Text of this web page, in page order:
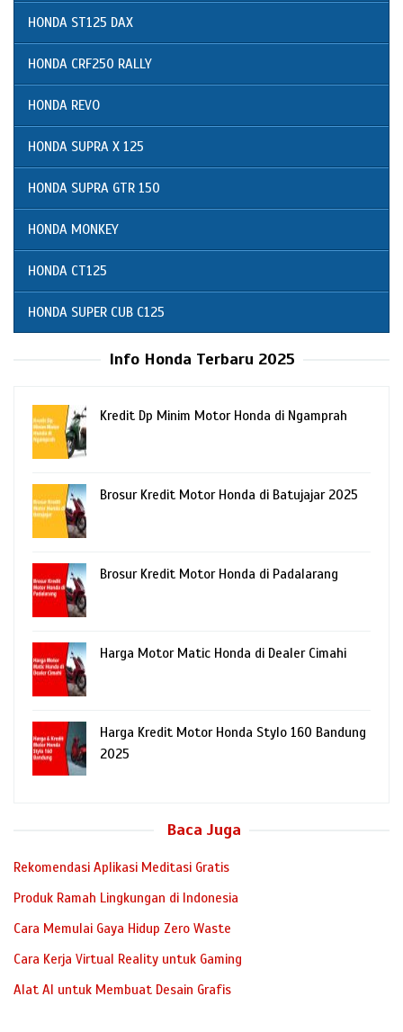
HONDA ST125 DAX
HONDA CRF250 RALLY
HONDA REVO
HONDA SUPRA X 125
HONDA SUPRA GTR 150
HONDA MONKEY
HONDA CT125
HONDA SUPER CUB C125
Info Honda Terbaru 2025
Kredit Dp Minim Motor Honda di Ngamprah
Brosur Kredit Motor Honda di Batujajar 2025
Brosur Kredit Motor Honda di Padalarang
Harga Motor Matic Honda di Dealer Cimahi
Harga Kredit Motor Honda Stylo 160 Bandung
2025
Baca Juga
Rekomendasi Aplikasi Meditasi Gratis
Produk Ramah Lingkungan di Indonesia
Cara Memulai Gaya Hidup Zero Waste
Cara Kerja Virtual Reality untuk Gaming
Alat AI untuk Membuat Desain Grafis